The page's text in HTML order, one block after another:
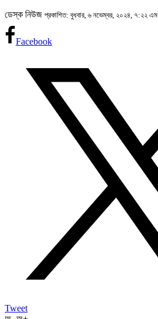
ডেস্ক নিউজ প্রকাশিত: বুধবার, ৬ নভেম্বর, ২০২৪, ৭:২২ এম
Facebook
Tweet